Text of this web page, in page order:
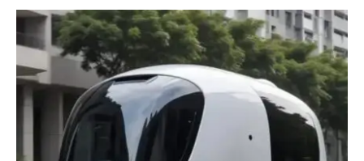
Nossa equipe
Dúvidas frequentes
Cases de sucesso
Blog
Contato